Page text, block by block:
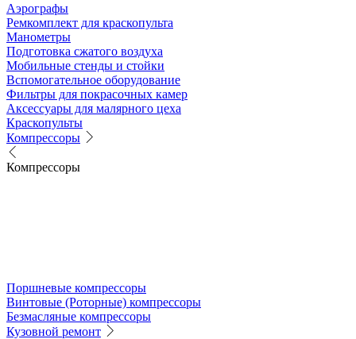
Аэрографы
Ремкомплект для краскопульта
Манометры
Подготовка сжатого воздуха
Мобильные стенды и стойки
Вспомогательное оборудование
Фильтры для покрасочных камер
Аксессуары для малярного цеха
Краскопульты
Компрессоры
Компрессоры
Поршневые компрессоры
Винтовые (Роторные) компрессоры
Безмасляные компрессоры
Кузовной ремонт